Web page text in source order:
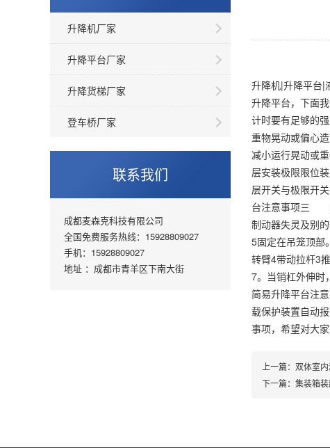
升降机厂家
升降平台厂家
升降货梯厂家
登车桥厂家
联系我们
成都麦森克科技有限公司
全国免费服务热线：15928809027
手机：15928809027
地址 ：成都市青羊区下南大街
升降机|升降平台|
升降平台，下面
计时要有足够的
重物晃动或偏心
减小运行晃动或
层安装极限限位
层开关与极限开
台注意事项三 安
制动器失灵及别
5固定在吊笼顶部
转臂4带动拉杆3
7。当销杠外伸时
简易升降平台注
载保护装置自动
事项，希望对大
上一篇： 双体室
下一篇： 集装箱